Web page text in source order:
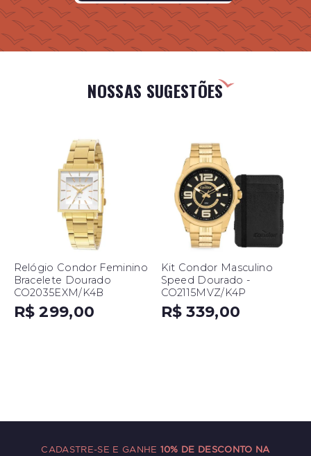
NOSSAS SUGESTÕES
Relógio Condor Feminino
Bracelete Dourado
CO2035EXM/K4B
R$ 299,00
Kit Condor Masculino
Speed Dourado -
CO2115MVZ/K4P
R$ 339,00
CADASTRE-SE E GANHE 10% DE DESCONTO NA